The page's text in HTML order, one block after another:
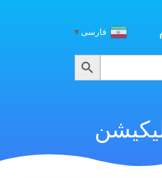
content
فارسی▼